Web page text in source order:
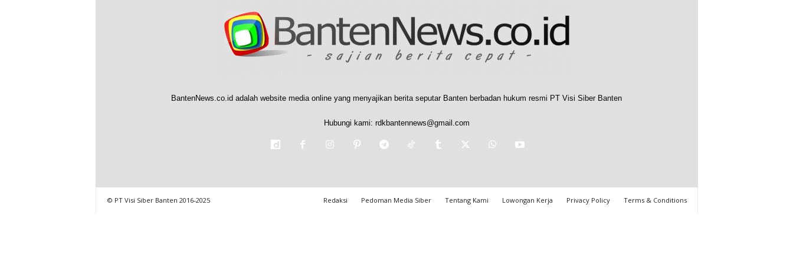
BantenNews.co.id adalah website media online yang menyajikan berita seputar Banten berbadan hukum resmi PT Visi Siber Banten
Hubungi kami: rdkbantennews@gmail.com
Redaksi Pedoman Media Siber Tentang Kami Lowongan Kerja Privacy Policy Terms & Conditions
© PT Visi Siber Banten 2016-2025